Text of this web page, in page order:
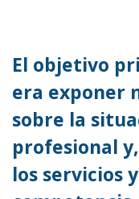
El objetivo
era exponer
sobre la
profesional
los servicios